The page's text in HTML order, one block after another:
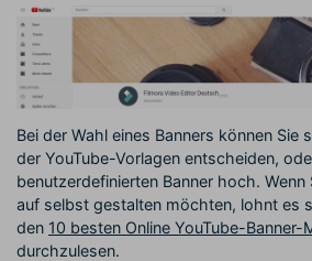
Bei der Wahl eines Banners können Sie
der YouTube-Vorlagen entscheiden,
benutzerdefinierten Banner hoch. Wenn
auf selbst gestalten möchten, lohnt es
den 10 besten Online YouTube-Banner-
durchzulesen.